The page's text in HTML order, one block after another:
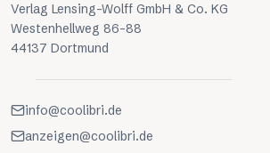
Verlag Lensing-Wolff GmbH & Co. KG
Westenhellweg 86-88
44137 Dortmund
info@coolibri.de
anzeigen@coolibri.de